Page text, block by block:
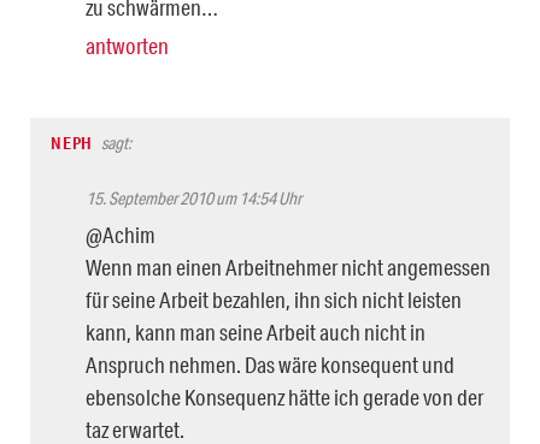
zu schwärmen…
antworten
NEPH sagt:
15. September 2010 um 14:54 Uhr
@Achim
Wenn man einen Arbeitnehmer nicht angemessen
für seine Arbeit bezahlen, ihn sich nicht leisten
kann, kann man seine Arbeit auch nicht in
Anspruch nehmen. Das wäre konsequent und
ebensolche Konsequenz hätte ich gerade von der
taz erwartet.